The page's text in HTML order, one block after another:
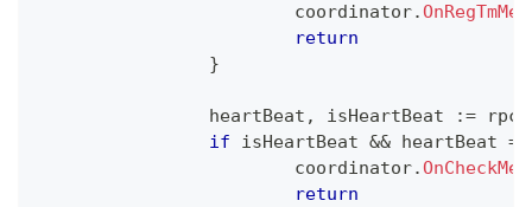
			coordinator
.
return
}
		heartBeat
, isHeartBeat :=
if isHeartBeat && heartBeat ==
			coordinator
.
return